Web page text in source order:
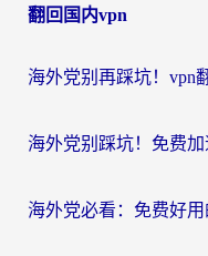
导
翻回国内vpn